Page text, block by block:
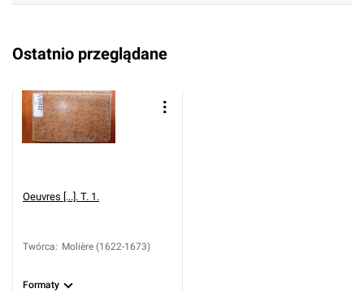
Ostatnio przeglądane
Oeuvres [...]. T. 1.
Twórca: Molière (1622-1673)
Formaty